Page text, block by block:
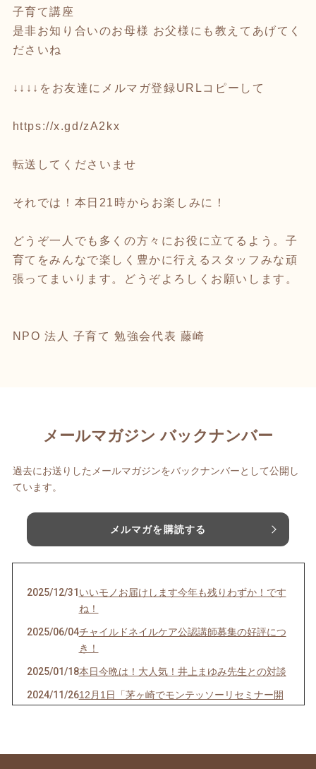
子育て講座
是非お知り合いのお母様 お父様にも教えてあげてく
ださいね
↓↓↓↓をお友達にメルマガ登録URLコピーして
https://x.gd/zA2kx
転送してくださいませ
それでは！本日21時からお楽しみに！
どうぞ一人でも多くの方々にお役に立てるよう。子
育てをみんなで楽しく豊かに行えるスタッフみな頑
張ってまいります。どうぞよろしくお願いします。
NPO 法人 子育て 勉強会代表 藤崎
メールマガジン バックナンバー
過去にお送りしたメールマガジンをバックナンバーとして公開し
ています。
メルマガを購読する
2025/12/31 いいモノお届けします今年も残りわずか！です
ね！
2025/06/04チャイルドネイルケア公認講師募集の好評につ
き！
2025/01/18本日今晩は！大人気！井上まゆみ先生との対談
2024/11/2612月1日「茅ヶ崎でモンテッソーリセミナー開